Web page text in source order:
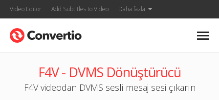
Video Editor Add Subtitles to Video Daha fazla
F4V - DVMS Dönüştürücü
F4V videodan DVMS sesli mesaj sesi çıkarın